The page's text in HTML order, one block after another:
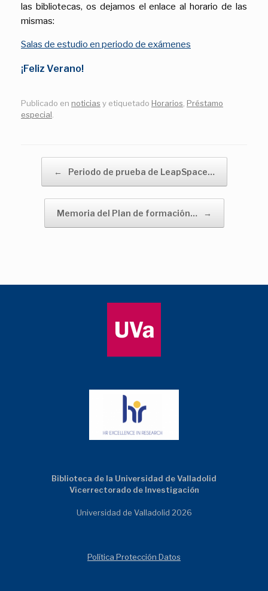
las bibliotecas, os dejamos el enlace al horario de las
mismas:
Salas de estudio en periodo de exámenes
¡Feliz Verano!
Publicado en noticias y etiquetado Horarios Préstamo
especial
← Periodo de prueba de LeapSpace…
Memoria del Plan de formación… →
Biblioteca de la Universidad de Valladolid
Vicerrectorado de Investigación
Universidad de Valladolid 2026
Política Protección Datos